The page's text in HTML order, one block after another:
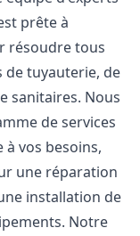
prête à
résoudre tous
de tuyauterie, de
sanitaires. Nous
de services
vos besoins,
une réparation
installation de
Notre